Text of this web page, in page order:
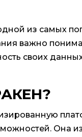
из самых
важно
своих
Она